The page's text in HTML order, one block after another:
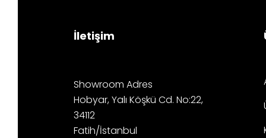
İletişim
Showroom Adres
Hobyar, Yalı Köşkü Cd. No:22,
34112
Fatih/İstanbul